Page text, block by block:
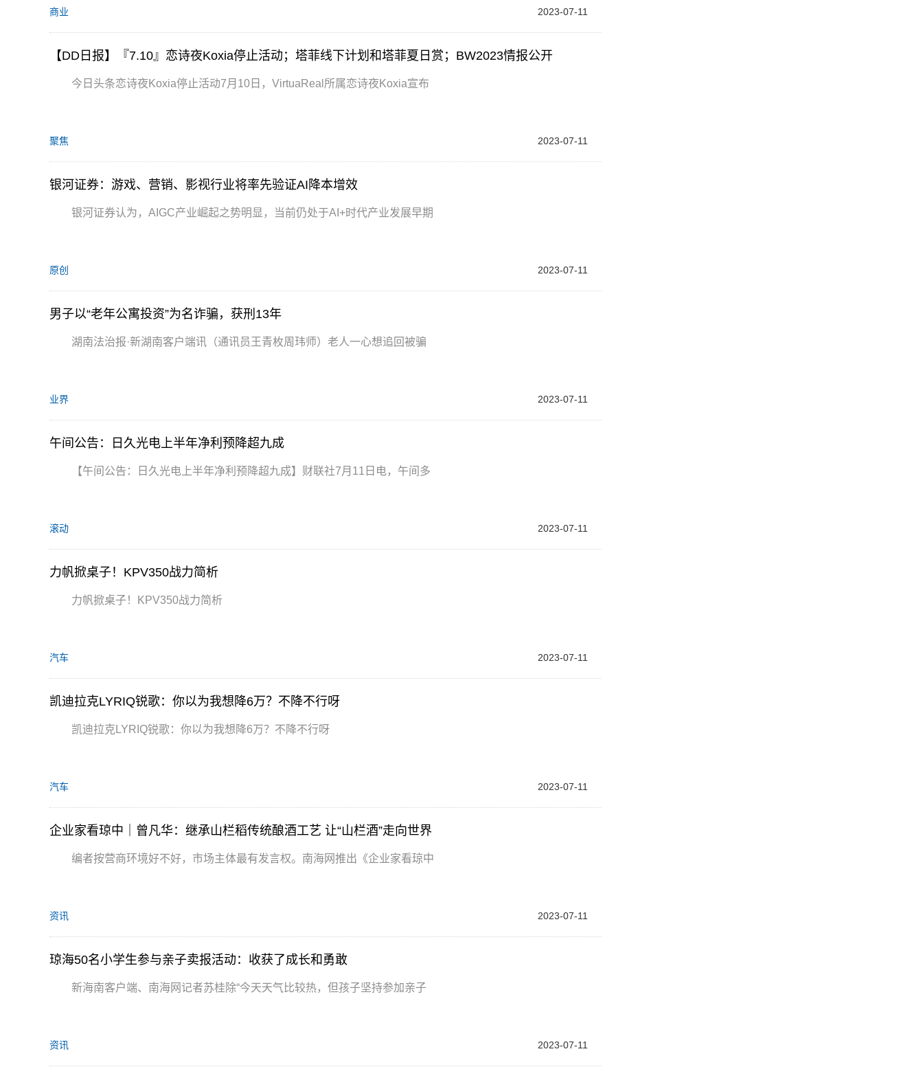
商业 2023-07-11
【DD日报】『7.10』恋诗夜Koxia停止活动；塔菲线下计划和塔菲夏日赏；BW2023情报公开
今日头条恋诗夜Koxia停止活动7月10日，VirtuaReal所属恋诗夜Koxia宣布
聚焦 2023-07-11
银河证券：游戏、营销、影视行业将率先验证AI降本增效
银河证券认为，AIGC产业崛起之势明显，当前仍处于AI+时代产业发展早期
原创 2023-07-11
男子以“老年公寓投资”为名诈骗，获刑13年
湖南法治报·新湖南客户端讯（通讯员王青枚周玮师）老人一心想追回被骗
业界 2023-07-11
午间公告：日久光电上半年净利预降超九成
【午间公告：日久光电上半年净利预降超九成】财联社7月11日电，午间多
滚动 2023-07-11
力帆掀桌子！KPV350战力简析
力帆掀桌子！KPV350战力简析
汽车 2023-07-11
凯迪拉克LYRIQ锐歌：你以为我想降6万？不降不行呀
凯迪拉克LYRIQ锐歌：你以为我想降6万？不降不行呀
汽车 2023-07-11
企业家看琼中｜曾凡华：继承山栏稻传统酿酒工艺 让“山栏酒”走向世界
编者按营商环境好不好，市场主体最有发言权。南海网推出《企业家看琼中
资讯 2023-07-11
琼海50名小学生参与亲子卖报活动：收获了成长和勇敢
新海南客户端、南海网记者苏桂除“今天天气比较热，但孩子坚持参加亲子
资讯 2023-07-11